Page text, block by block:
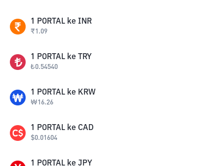
1 PORTAL ke INR
₹1.09
1 PORTAL ke TRY
₺0.54540
1 PORTAL ke KRW
₩16.26
1 PORTAL ke CAD
$0.01604
1 PORTAL ke JPY